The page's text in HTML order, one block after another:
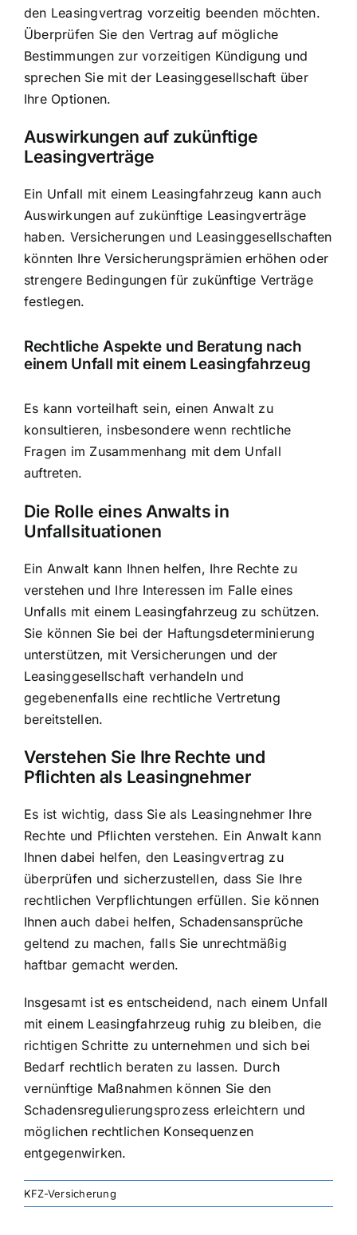
den Leasingvertrag vorzeitig beenden möchten.
Überprüfen Sie den Vertrag auf mögliche
Bestimmungen zur vorzeitigen Kündigung und
sprechen Sie mit der Leasinggesellschaft über
Ihre Optionen.
Auswirkungen auf zukünftige
Leasingverträge
Ein Unfall mit einem Leasingfahrzeug kann auch
Auswirkungen auf zukünftige Leasingverträge
haben. Versicherungen und Leasinggesellschaften
könnten Ihre Versicherungsprämien erhöhen oder
strengere Bedingungen für zukünftige Verträge
festlegen.
Rechtliche Aspekte und Beratung nach
einem Unfall mit einem Leasingfahrzeug
Es kann vorteilhaft sein, einen Anwalt zu
konsultieren, insbesondere wenn rechtliche
Fragen im Zusammenhang mit dem Unfall
auftreten.
Die Rolle eines Anwalts in
Unfallsituationen
Ein Anwalt kann Ihnen helfen, Ihre Rechte zu
verstehen und Ihre Interessen im Falle eines
Unfalls mit einem Leasingfahrzeug zu schützen.
Sie können Sie bei der Haftungsdeterminierung
unterstützen, mit Versicherungen und der
Leasinggesellschaft verhandeln und
gegebenenfalls eine rechtliche Vertretung
bereitstellen.
Verstehen Sie Ihre Rechte und
Pflichten als Leasingnehmer
Es ist wichtig, dass Sie als Leasingnehmer Ihre
Rechte und Pflichten verstehen. Ein Anwalt kann
Ihnen dabei helfen, den Leasingvertrag zu
überprüfen und sicherzustellen, dass Sie Ihre
rechtlichen Verpflichtungen erfüllen. Sie können
Ihnen auch dabei helfen, Schadensansprüche
geltend zu machen, falls Sie unrechtmäßig
haftbar gemacht werden.
Insgesamt ist es entscheidend, nach einem Unfall
mit einem Leasingfahrzeug ruhig zu bleiben, die
richtigen Schritte zu unternehmen und sich bei
Bedarf rechtlich beraten zu lassen. Durch
vernünftige Maßnahmen können Sie den
Schadensregulierungsprozess erleichtern und
möglichen rechtlichen Konsequenzen
entgegenwirken.
KFZ-Versicherung